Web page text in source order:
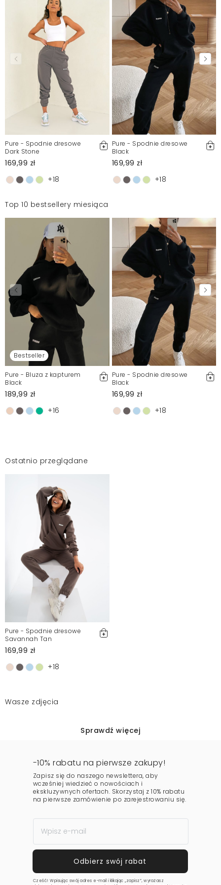
Pure - Spodnie dresowe
Dark Stone
169,99 zł
+18
Pure - Spodnie dresowe
Black
169,99 zł
+18
Top 10 bestsellery miesiąca
Bestseller
Pure - Bluza z kapturem
Black
189,99 zł
+16
Pure - Spodnie dresowe
Black
169,99 zł
+18
Ostatnio przeglądane
Pure - Spodnie dresowe
Savannah Tan
169,99 zł
+18
Wasze zdjęcia
Sprawdź więcej
-10% rabatu na pierwsze zakupy!
Zapisz się do naszego newslettera, aby
wcześniej wiedzieć o nowościach i
ekskluzywnych ofertach. Skorzystaj z 10% rabatu
na pierwsze zamówienie po zarejestrowaniu się.
Cześć! Wpisując swój adres e-mail i klikając „zapisz”, wyrażasz